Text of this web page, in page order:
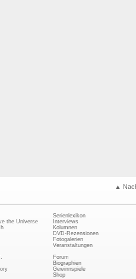
▲
the Universe
Serienlexikon
Interviews
Kolumnen
DVD-Rezensionen
Fotogalerien
Veranstaltungen
Forum
Biographien
Gewinnspiele
Shop